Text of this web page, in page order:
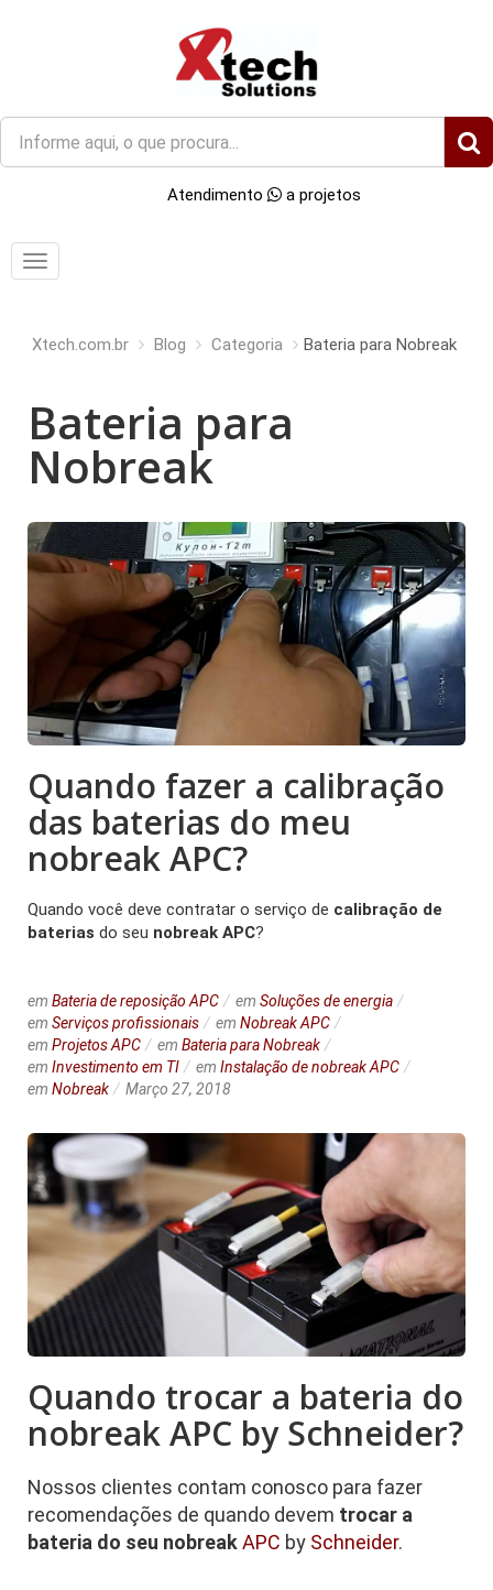
O
que
você
Atendimento a projetos
Menu
Xtech.com.br Blog Categoria Bateria para Nobreak
Bateria para
Nobreak
Quando fazer a calibração
das baterias do meu
nobreak APC?
Quando você deve contratar o serviço de calibração de
baterias do seu nobreak APC?
em Bateria de reposição APC em Soluções de energia
em Serviços profissionais em Nobreak APC
em Projetos APC em Bateria para Nobreak
em Investimento em TI em Instalação de nobreak APC
em Nobreak Março 27, 2018
Quando trocar a bateria do
nobreak APC by Schneider?
Nossos clientes contam conosco para fazer
recomendações de quando devem trocar a
bateria do seu nobreakAPC by Schneider.